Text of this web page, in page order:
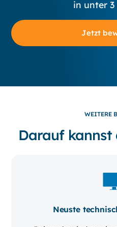
in unter
Jetzt
WEITERE
Darauf kannst
Neuste